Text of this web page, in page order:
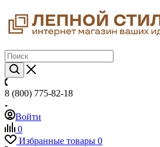
8 (800) 775-82-18
Войти
0
Избранные товары 0